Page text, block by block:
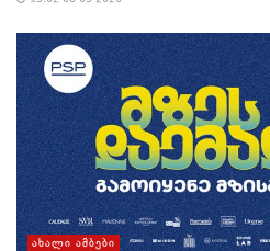
ᲐᲮᲐᲚᲘ ᲐᲛᲑᲔᲑᲘ